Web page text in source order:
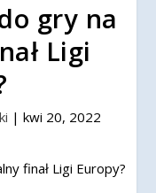
gry na
Ligi
| kwi 20, 2022